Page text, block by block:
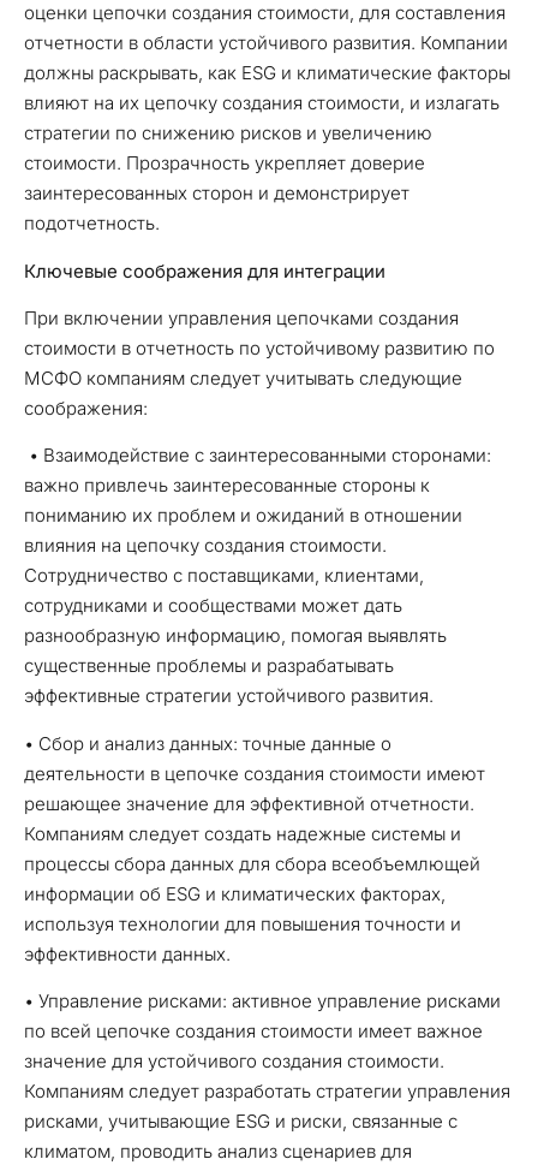
оценки цепочки создания стоимости, для составления
отчетности в области устойчивого развития. Компании
должны раскрывать, как ESG и климатические факторы
влияют на их цепочку создания стоимости, и излагать
стратегии по снижению рисков и увеличению
стоимости. Прозрачность укрепляет доверие
заинтересованных сторон и демонстрирует
подотчетность.
Ключевые соображения для интеграции
При включении управления цепочками создания
стоимости в отчетность по устойчивому развитию по
МСФО компаниям следует учитывать следующие
соображения:
• Взаимодействие с заинтересованными сторонами:
важно привлечь заинтересованные стороны к
пониманию их проблем и ожиданий в отношении
влияния на цепочку создания стоимости.
Сотрудничество с поставщиками, клиентами,
сотрудниками и сообществами может дать
разнообразную информацию, помогая выявлять
существенные проблемы и разрабатывать
эффективные стратегии устойчивого развития.
• Сбор и анализ данных: точные данные о
деятельности в цепочке создания стоимости имеют
решающее значение для эффективной отчетности.
Компаниям следует создать надежные системы и
процессы сбора данных для сбора всеобъемлющей
информации об ESG и климатических факторах,
используя технологии для повышения точности и
эффективности данных.
• Управление рисками: активное управление рисками
по всей цепочке создания стоимости имеет важное
значение для устойчивого создания стоимости.
Компаниям следует разработать стратегии управления
рисками, учитывающие ESG и риски, связанные с
климатом, проводить анализ сценариев для